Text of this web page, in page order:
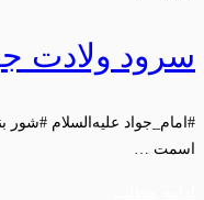
سرود ولادت
اسمت …